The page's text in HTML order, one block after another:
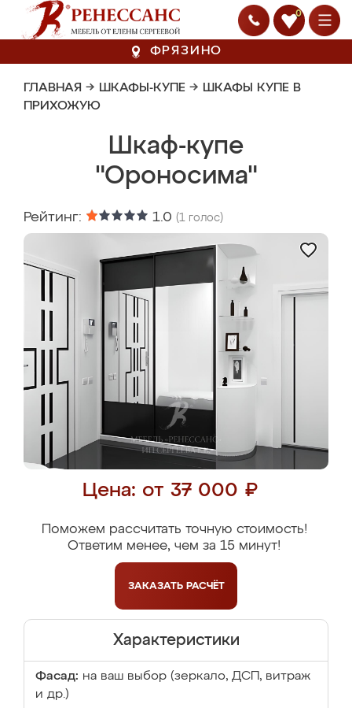
0
ФРЯЗИНО
ГЛАВНАЯ → ШКАФЫ-КУПЕ → ШКАФЫ КУПЕ В
ПРИХОЖУЮ
Шкаф-купе
"Ороносима"
Рейтинг: 1.0 (1 голос)
Цена: от 37 000 ₽
Поможем рассчитать точную стоимость!
Ответим менее, чем за 15 минут!
ЗАКАЗАТЬ РАСЧЁТ
Характеристики
Фасад: на ваш выбор (зеркало, ДСП, витраж
и др.)